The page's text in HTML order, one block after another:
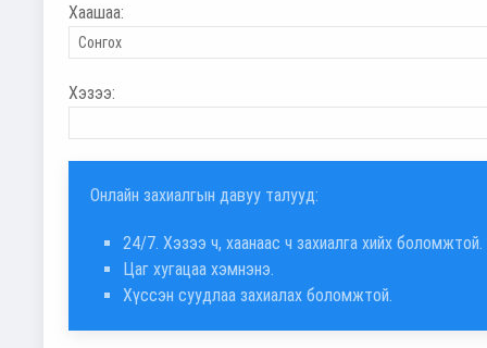
Хаашаа:
Хэзээ:
Онлайн захиалгын давуу талууд:
24/7. Хэзээ ч, хаанаас ч захиалга хийх боломжтой.
Цаг хугацаа хэмнэнэ.
Хүссэн суудлаа захиалах боломжтой.